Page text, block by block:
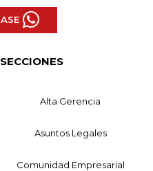
Alta Gerencia
Asuntos Legales
Comunidad Empresarial